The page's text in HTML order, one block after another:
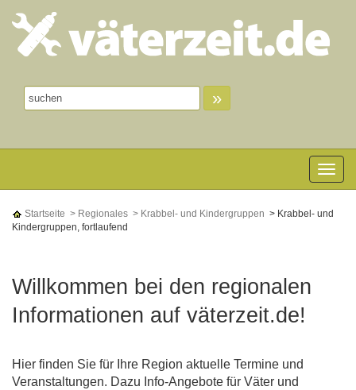
»
Toggle
Startseite > Regionales > Krabbel- und Kindergruppen > Krabbel- und
Kindergruppen, fortlaufend
Willkommen bei den regionalen
Informationen auf väterzeit.de!
Hier finden Sie für Ihre Region aktuelle Termine und
Veranstaltungen. Dazu Info-Angebote für Väter und